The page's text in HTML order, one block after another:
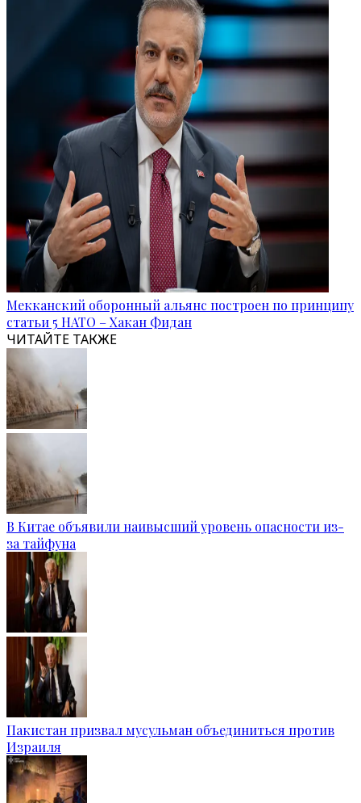
Мекканский оборонный альянс построен по принципу
статьи 5 НАТО – Хакан Фидан
ЧИТАЙТЕ ТАКЖЕ
В Китае объявили наивысший уровень опасности из-
за тайфуна
Пакистан призвал мусульман объединиться против
Израиля